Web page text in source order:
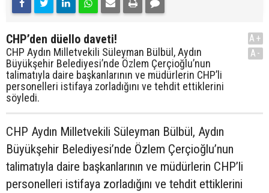
CHP’den düello daveti!
CHP Aydın Milletvekili Süleyman Bülbül, Aydın
Büyükşehir Belediyesi’nde Özlem Çerçioğlu’nun
talimatıyla daire başkanlarının ve müdürlerin CHP’li
personelleri istifaya zorladığını ve tehdit ettiklerini
söyledi.
A+
A-
CHP Aydın Milletvekili Süleyman Bülbül, Aydın
Büyükşehir Belediyesi’nde Özlem Çerçioğlu’nun
talimatıyla daire başkanlarının ve müdürlerin CHP’li
personelleri istifaya zorladığını ve tehdit ettiklerini